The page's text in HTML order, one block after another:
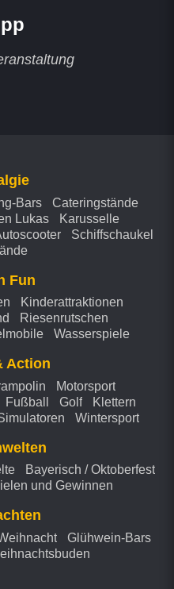
Bars
Cateringstände
Lukas
Karusselle
Schiffschaukel
Fun
Kinderattraktionen
Riesenrutschen
Wasserspiele
Action
Motorsport
Fußball Golf
Klettern
Wintersport
Bayerisch / Oktoberfest
und Gewinnen
Glühwein-Bars